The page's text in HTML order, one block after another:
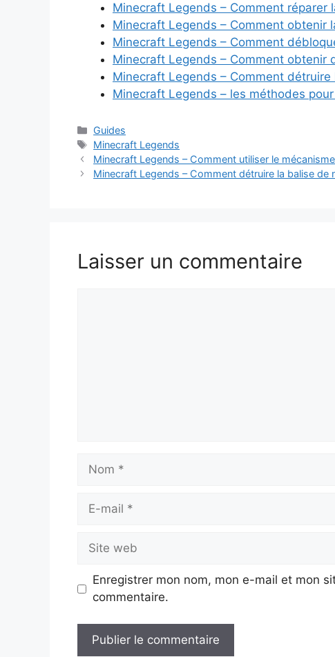
Minecraft Legends – Comment réparer
Minecraft Legends – Comment obtenir
Minecraft Legends – Comment
Minecraft Legends – Comment obtenir
Minecraft Legends – Comment
Minecraft Legends – les méthodes
Catégories
Guides
Étiquettes
Minecraft Legends
Minecraft Legends – Comment utiliser le
Minecraft Legends – Comment détruire la balise de
Laisser un commentaire
Nom
Site
web
Enregistrer mon nom, mon e-mail et mon
commentaire.